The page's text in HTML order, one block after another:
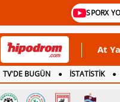
SPORX
At
TV'DE BUGÜN İSTATİSTİK